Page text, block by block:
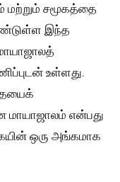
மற்றும் சமூகத்தை
இந்த
உள்ளது.
என்பது
ஒரு அங்கமாக